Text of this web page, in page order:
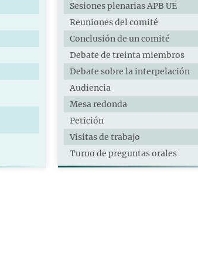
Sesiones plenarias APB UE
Reuniones del comité
Conclusión de un comité
Debate de treinta miembros
Debate sobre la interpelación
Audiencia
Mesa redonda
Petición
Visitas de trabajo
Turno de preguntas orales